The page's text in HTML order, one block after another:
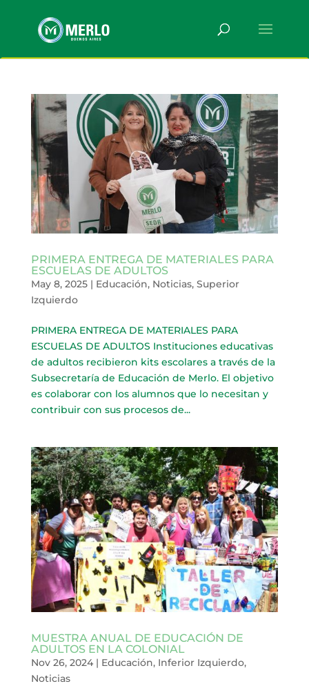
PRIMERA ENTREGA DE MATERIALES PARA
ESCUELAS DE ADULTOS
May 8, 2025| Educación, Noticias, Superior
Izquierdo
PRIMERA ENTREGA DE MATERIALES PARA
ESCUELAS DE ADULTOS Instituciones educativas
de adultos recibieron kits escolares a través de la
Subsecretaría de Educación de Merlo. El objetivo
es colaborar con los alumnos que lo necesitan y
contribuir con sus procesos de...
MUESTRA ANUAL DE EDUCACIÓN DE
ADULTOS EN LA COLONIAL
Nov 26, 2024| Educación, Inferior Izquierdo,
Noticias